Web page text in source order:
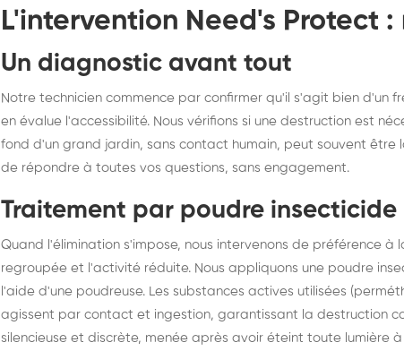
L'intervention Need's Protect
Un diagnostic avant tout
Notre technicien commence par confirmer qu'il s'agit bien d'un
en évalue l'accessibilité. Nous vérifions si une destruction est
fond d'un grand jardin, sans contact humain, peut souvent être
de répondre à toutes vos questions, sans engagement.
Traitement par poudre insecticide
Quand l'élimination s'impose, nous intervenons de préférence
regroupée et l'activité réduite. Nous appliquons une poudre
l'aide d'une poudreuse. Les substances actives utilisées
agissent par contact et ingestion, garantissant la destruction
silencieuse et discrète, menée après avoir éteint toute lumière